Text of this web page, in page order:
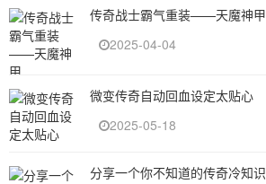
传奇战士霸气重装——天魔神甲
2025-04-04
微变传奇自动回血设定太贴心
2025-05-18
分享一个你不知道的传奇冷知识